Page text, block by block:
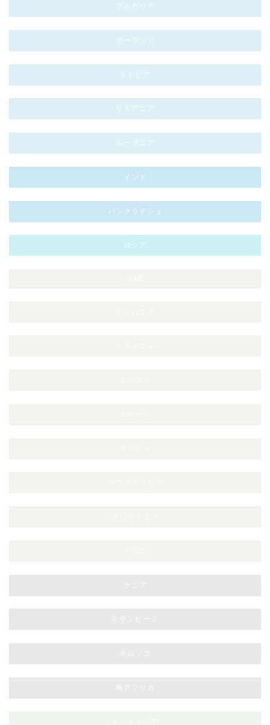
ブルガリア
ポーランド
ラトビア
リトアニア
ルーマニア
インド
バングラデシュ
ロシア